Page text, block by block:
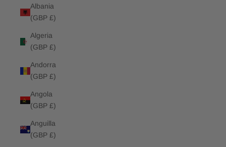
Albania
(GBP £)
Algeria
(GBP £)
Andorra
(GBP £)
Angola
(GBP £)
Anguilla
(GBP £)